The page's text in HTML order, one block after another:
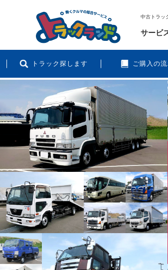
中古トラッ
トラック探します ご購入の
サービ